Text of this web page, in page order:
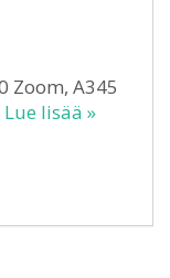
Zoom, A345
Lue lisää »